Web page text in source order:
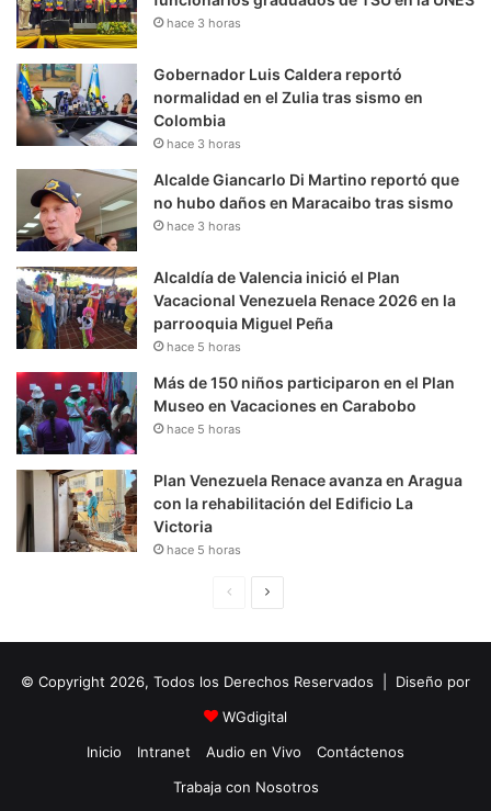
hace 3 horas
Gobernador Luis Caldera reportó
normalidad en el Zulia tras sismo en
Colombia
hace 3 horas
Alcalde Giancarlo Di Martino reportó que
no hubo daños en Maracaibo tras sismo
hace 3 horas
Alcaldía de Valencia inició el Plan
Vacacional Venezuela Renace 2026 en la
parrooquia Miguel Peña
hace 5 horas
Más de 150 niños participaron en el Plan
Museo en Vacaciones en Carabobo
hace 5 horas
Plan Venezuela Renace avanza en Aragua
con la rehabilitación del Edificio La
Victoria
hace 5 horas
i
n
a
u
i
e
© Copyright 2026, Todos los Derechos Reservados | Diseño por
WGdigital
Inicio
Intranet Audio en Vivo
Contáctenos
Trabaja con Nosotros